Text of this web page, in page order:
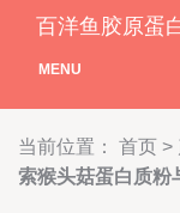
百洋鱼胶原蛋
MENU
当前位置： 首页 >
索猴头菇蛋白质粉